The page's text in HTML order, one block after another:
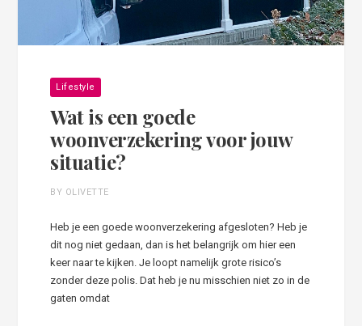
Lifestyle
Wat is een goede
woonverzekering voor jouw
situatie?
BY OLIVETTE
Heb je een goede woonverzekering afgesloten? Heb je
dit nog niet gedaan, dan is het belangrijk om hier een
keer naar te kijken. Je loopt namelijk grote risico’s
zonder deze polis. Dat heb je nu misschien niet zo in de
gaten omdat